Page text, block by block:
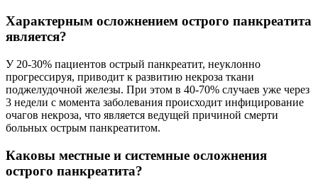
Характерным осложнением острого панкреатита
является?
У 20-30% пациентов острый панкреатит, неуклонно
прогрессируя, приводит к развитию некроза ткани
поджелудочной железы. При этом в 40-70% случаев уже через
3 недели с момента заболевания происходит инфицирование
очагов некроза, что является ведущей причиной смерти
больных острым панкреатитом.
Каковы местные и системные осложнения
острого панкреатита?